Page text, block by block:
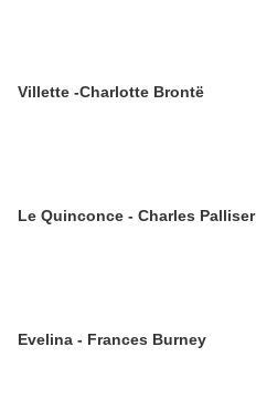
Villette -Charlotte Brontë
Le Quinconce - Charles Palliser
Evelina - Frances Burney